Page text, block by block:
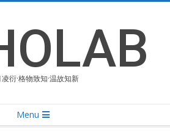
衍·格物致知·温故知新
Menu